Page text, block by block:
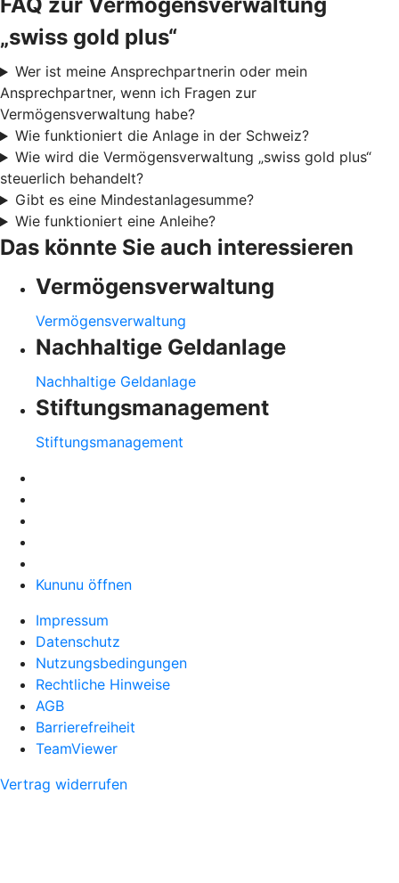
FAQ zur Vermögensverwaltung
„swiss gold plus“
Wer ist meine Ansprechpartnerin oder mein
Ansprechpartner, wenn ich Fragen zur
Vermögensverwaltung habe?
Wie funktioniert die Anlage in der Schweiz?
Wie wird die Vermögensverwaltung „swiss gold plus“
steuerlich behandelt?
Gibt es eine Mindestanlagesumme?
Wie funktioniert eine Anleihe?
Das könnte Sie auch interessieren
Vermögensverwaltung
Vermögensverwaltung
Nachhaltige Geldanlage
Nachhaltige Geldanlage
Stiftungsmanagement
Stiftungsmanagement
Kununu öffnen
Impressum
Datenschutz
Nutzungsbedingungen
Rechtliche Hinweise
AGB
Barrierefreiheit
TeamViewer
Vertrag widerrufen